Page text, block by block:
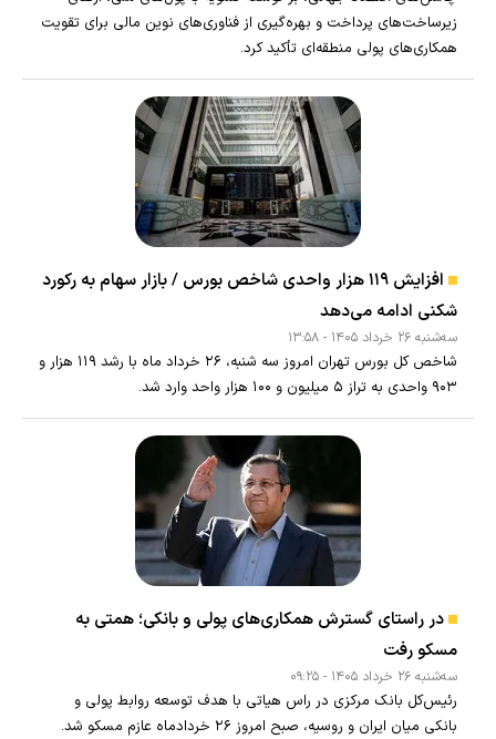
زیرساخت‌های پرداخت و بهره‌گیری از فناوری‌های نوین مالی برای تقویت
همکاری‌های پولی منطقه‌ای تأکید کرد.
افزایش ۱۱۹ هزار واحدی شاخص بورس / بازار سهام به رکورد
شکنی ادامه می‌دهد
سه‌شنبه ۲۶ خرداد ۱۴۰۵ - ۱۳:۵۸
شاخص کل بورس تهران امروز سه شنبه، ۲۶ خرداد ماه با رشد ۱۱۹ هزار و
۹۰۳ واحدی به تراز ۵ میلیون و ۱۰۰ هزار واحد وارد شد.
در راستای گسترش همکاری‌های پولی و بانکی؛ همتی به
مسکو رفت
سه‌شنبه ۲۶ خرداد ۱۴۰۵ - ۰۹:۲۵
رئیس‌کل بانک مرکزی در راس هیاتی با هدف توسعه روابط پولی و
بانکی میان ایران و روسیه، صبح امروز ۲۶ خردادماه عازم مسکو شد.